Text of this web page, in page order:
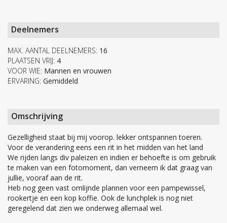
Deelnemers
MAX. AANTAL DEELNEMERS: 16
PLAATSEN VRIJ: 4
VOOR WIE: Mannen en vrouwen
ERVARING: Gemiddeld
Omschrijving
Gezelligheid staat bij mij voorop. lekker ontspannen toeren.
Voor de verandering eens een rit in het midden van het land
We rijden langs div paleizen en indien er behoefte is om gebruik
te maken van een fotomoment, dan verneem ik dat graag van
jullie, vooraf aan de rit.
Heb nog geen vast omlijnde plannen voor een pampewissel,
rookertje en een kop koffie. Ook de lunchplek is nog niet
geregelend dat zien we onderweg allemaal wel.